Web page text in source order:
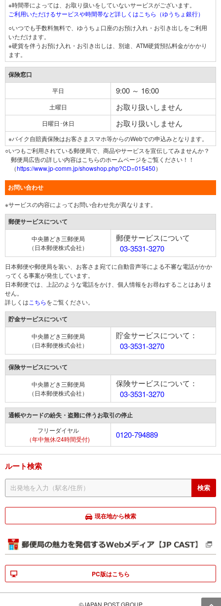
※時間帯によっては、お取り扱いをしていないサービスがございます。
ご利用いただけるサービスや時間帯など詳しくはこちら（ゆうちょ銀行）
○いつでも手数料無料で、ゆうちょ口座のお預け入れ・お引き出しをご利用
いただけます。
※硬貨を伴うお預け入れ・お引き出しは、別途、ATM硬貨預払料金がかかり
ます。
保険窓口
平日 9:00 ～ 16:00
土曜日 お取り扱いしません
日曜日･休日 お取り扱いしません
※バイク自賠責保険はお客さまスマホ等からのWebでの申込みとなります。
○いつもご利用されている郵便局で、商品やサービスを宣伝してみませんか？
郵便局広告の詳しい内容はこちらのホームページをご覧ください！！
（https://www.jp-comm.jp/showshop.php?CD=015450）
お問い合わせ
※サービスの内容によってお問い合わせ先が異なります。
郵便サービスについて
中央勝どき三郵便局
（日本郵便株式会社）
郵便サービスについて
03-3531-3270
日本郵便や郵便局を装い、お客さま宛てに自動音声等による不審な電話がかか
ってくる事案が発生しています。
日本郵便では、上記のような電話をかけ、個人情報をお尋ねすることはありま
せん。
詳しくは こちらをご覧ください。
貯金サービスについて
中央勝どき三郵便局
（日本郵便株式会社）
貯金サービスについて：
03-3531-3270
保険サービスについて
中央勝どき三郵便局
（日本郵便株式会社）
保険サービスについて：
03-3531-3270
通帳やカードの紛失・盗難に伴うお取引の停止
フリーダイヤル
（年中無休/24時間受付)
0120-794889
ルート検索
現在地から検索
PC版はこちら